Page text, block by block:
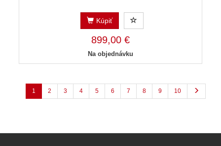
Kúpiť
899,00 €
Na objednávku
1 2 3 4 5 6 7 8 9 10